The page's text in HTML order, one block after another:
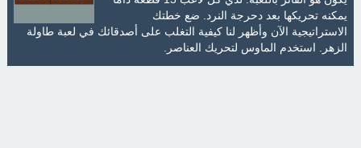
يمكنه تحريكها بعد دحرجة النرد. ضع خطتك
الاستراتيجية الآن وأظهر لنا كيفية التغلب على أصدقائك في لعبة طاولة
الزهر. استخدم الماوس لتحريك العناصر.